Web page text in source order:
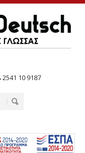
2541 10 9187